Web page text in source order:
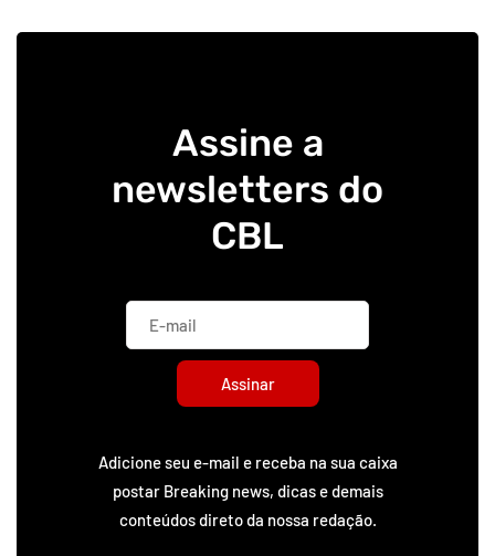
Assine a
newsletters do
CBL
Assinar
Adicione seu e-mail e receba na sua caixa
postar Breaking news, dicas e demais
conteúdos direto da nossa redação.